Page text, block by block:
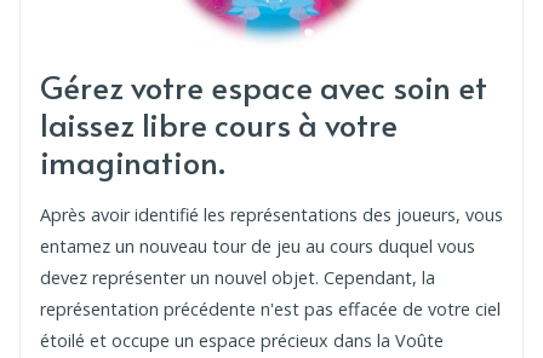
Gérez votre espace avec soin et
laissez libre cours à votre
imagination.
Après avoir identifié les représentations des joueurs, vous
entamez un nouveau tour de jeu au cours duquel vous
devez représenter un nouvel objet. Cependant, la
représentation précédente n'est pas effacée de votre ciel
étoilé et occupe un espace précieux dans la Voûte